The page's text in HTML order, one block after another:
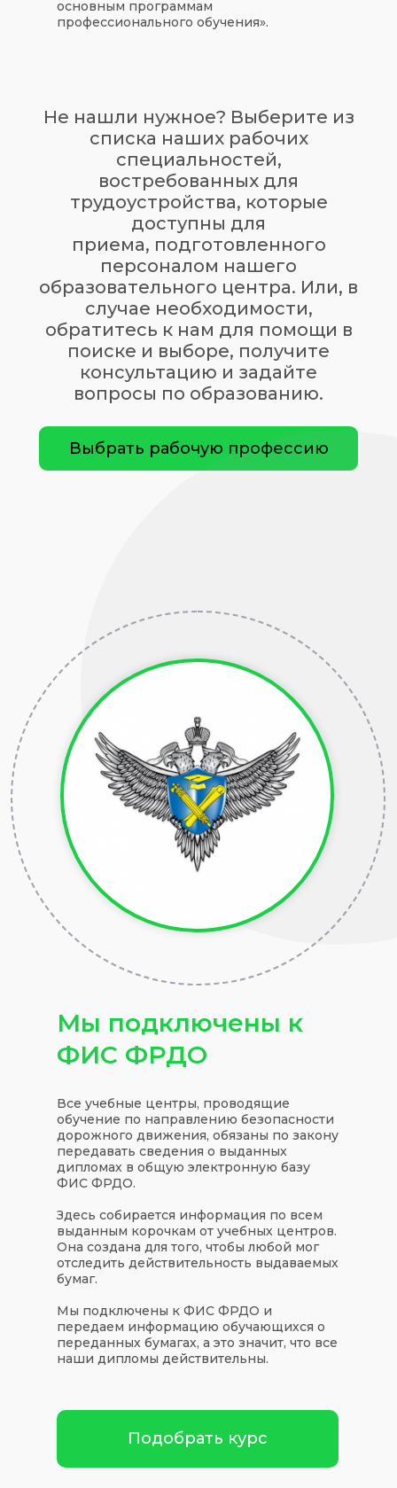
основным программам
профессионального обучения».
Не нашли нужное? Выберите из
списка наших рабочих
специальностей,
востребованных для
трудоустройства, которые
доступны для
приема, подготовленного
персоналом нашего
образовательного центра. Или, в
случае необходимости,
обратитесь к нам для помощи в
поиске и выборе, получите
консультацию и задайте
вопросы по образованию.
Выбрать рабочую профессию
Все учебные центры, проводящие
обучение по направлению безопасности
дорожного движения, обязаны по закону
передавать сведения о выданных
дипломах в общую электронную базу
ФИС ФРДО.
Здесь собирается информация по всем
выданным корочкам от учебных центров.
Она создана для того, чтобы любой мог
отследить действительность выдаваемых
бумаг.
Мы подключены к ФИС ФРДО и
передаем информацию обучающихся о
переданных бумагах, а это значит, что все
наши дипломы действительны.
Подобрать курс
Мы подключены к
ФИС ФРДО